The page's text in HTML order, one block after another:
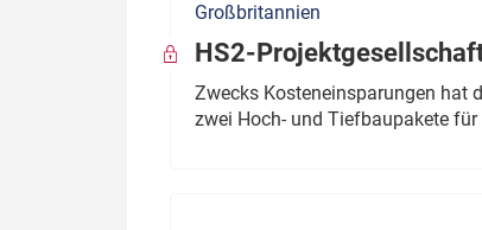
Großbritannien
HS2-
Zwecks Kosteneinsparungen hat
zwei Hoch- und Tiefbaupakete